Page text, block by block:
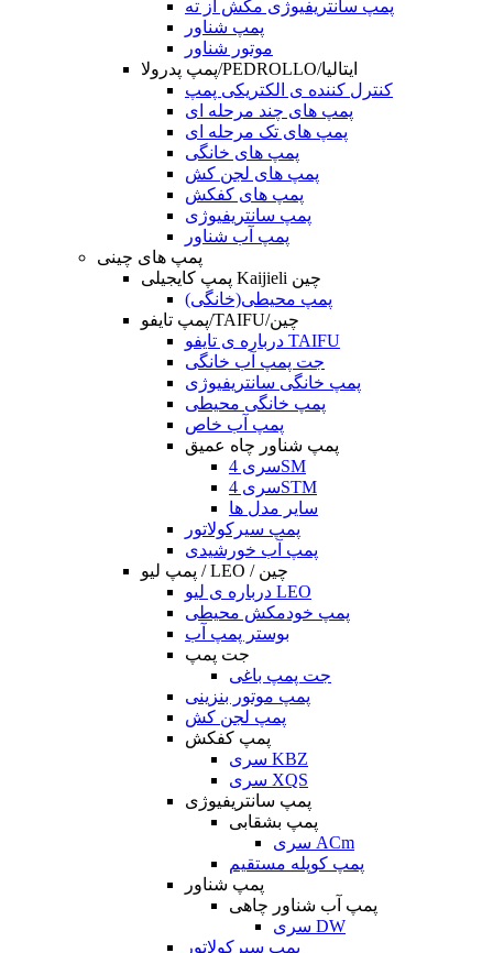
پمپ سانتریفیوژی مکش از ته
پمپ شناور
موتور شناور
پمپ پدرولا/PEDROLLO/ایتالیا
کنترل کننده ی الکتریکی پمپ
پمپ های چند مرحله ای
پمپ های تک مرحله ای
پمپ های خانگی
پمپ های لجن کش
پمپ های کفکش
پمپ سانتریفیوژی
پمپ آب شناور
پمپ های چینی
پمپ کایجیلی Kaijieli چین
پمپ محیطی(خانگی)
پمپ تایفو/TAIFU/چین
درباره ی تایفو TAIFU
جت پمپ آب خانگی
پمپ خانگی سانتریفیوژی
پمپ خانگی محیطی
پمپ آب خاص
پمپ شناور چاه عمیق
سری 4SM
سری 4STM
سایر مدل ها
پمپ سیرکولاتور
پمپ آب خورشیدی
پمپ لیو / LEO / چین
درباره ی لیو LEO
پمپ خودمکش محیطی
بوستر پمپ آب
جت پمپ
جت پمپ باغی
پمپ موتور بنزینی
پمپ لجن کش
پمپ کفکش
سری KBZ
سری XQS
پمپ سانتریفیوژی
پمپ بشقابی
سری ACm
پمپ کوپله مستقیم
پمپ شناور
پمپ آب شناور چاهی
سری DW
پمپ سیرکولاتور